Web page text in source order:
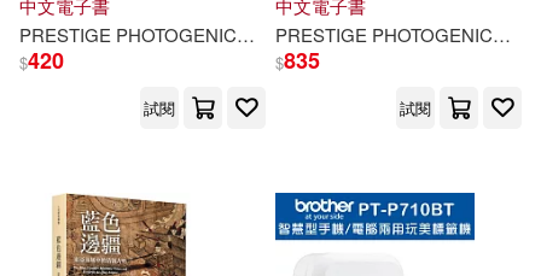
6)
橘賢一(45)
中國農業出版社(372)
中國林業出版社(365)
親子天下(365)
人民日報出版社(364)
中文電子書
PRESTIGE PHOTOGENICS
プレステージ出版（写真集） 永
$420
試閱
中文電子書
PRESTIGE PHOTOGENICS
$835
試閱